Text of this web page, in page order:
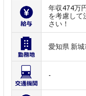
年収474万
を考慮して
さい！
愛知県 新城
-